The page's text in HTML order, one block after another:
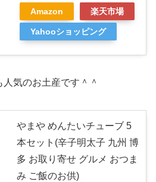
Amazon 楽天市場
Yahooショッピング
気のお土産です＾＾
やまや めんたいチューブ 5
本セット(辛子明太子 九州 博
多 お取り寄せ グルメ おつま
み ご飯のお供)